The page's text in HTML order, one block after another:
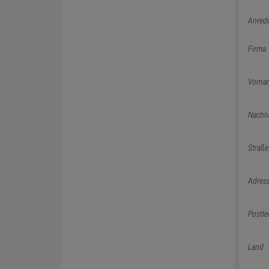
Firma
Straße
Land